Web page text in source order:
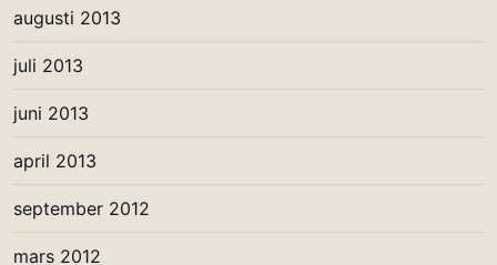
augusti 2013
juli 2013
juni 2013
april 2013
september 2012
mars 2012